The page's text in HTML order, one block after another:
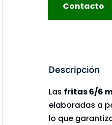
Contacto
Descripción
Las fritas 6/6
elaboradas a
lo que